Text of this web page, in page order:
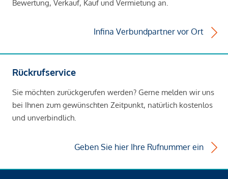
Bewertung, Verkauf, Kauf und Vermietung an.
Infina Verbundpartner vor Ort
Rückrufservice
Sie möchten zurückgerufen werden? Gerne melden wir uns
bei Ihnen zum gewünschten Zeitpunkt, natürlich kostenlos
und unverbindlich.
Geben Sie hier Ihre Rufnummer ein